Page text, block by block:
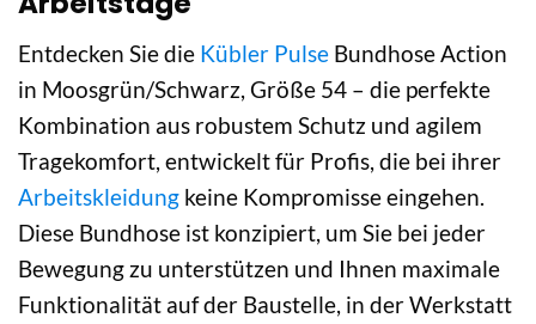
Entdecken Sie die Kübler Pulse Bundhose Action
in Moosgrün/Schwarz, Größe 54 – die perfekte
Kombination aus robustem Schutz und agilem
Tragekomfort, entwickelt für Profis, die bei ihrer
Arbeitskleidung keine Kompromisse eingehen.
Diese Bundhose ist konzipiert, um Sie bei jeder
Bewegung zu unterstützen und Ihnen maximale
Funktionalität auf der Baustelle, in der Werkstatt